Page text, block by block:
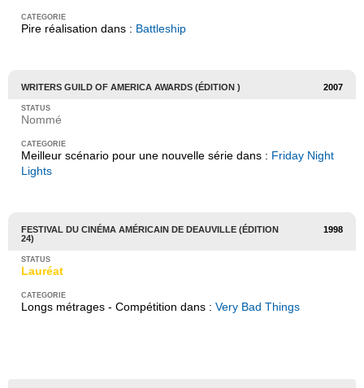
Pire réalisation dans : Battleship
WRITERS GUILD OF AMERICA AWARDS (ÉDITION ) 2007
Nommé
Meilleur scénario pour une nouvelle série dans : Friday Night
Lights
FESTIVAL DU CINÉMA AMÉRICAIN DE DEAUVILLE (ÉDITION
24)
1998
Lauréat
Longs métrages - Compétition dans : Very Bad Things